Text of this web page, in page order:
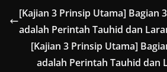
[Kajian 3 Prinsip Utama] Bagian
adalah Perintah Tauhid dan
[Kajian 3 Prinsip Utama]
adalah Perintah Tauhid dan